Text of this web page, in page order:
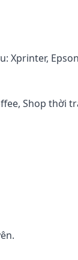
Xprinter,
Shop thời